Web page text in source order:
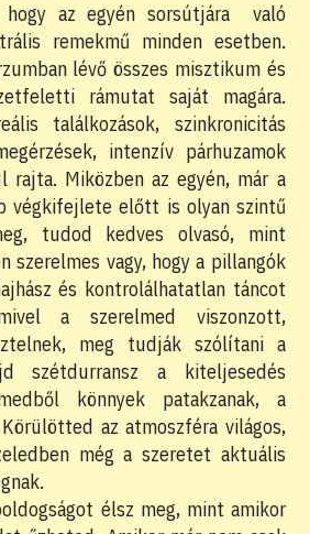
hogy az egyén sorsútjára való
remekmű minden esetben.
lévő összes misztikum és
rámutat saját magára.
találkozások, szinkronicitás
intenzív párhuzamok
rajta. Miközben az egyén, már a
végkifejlete előtt is olyan szintű
tudod kedves olvasó, mint
szerelmes vagy, hogy a pillangók
és kontrolálhatatlan táncot
a szerelmed viszonzott,
meg tudják szólítani a
szétdurransz a kiteljesedés
könnyek patakzanak, a
az atmoszféra világos,
még a szeretet aktuális
élsz meg, mint amikor